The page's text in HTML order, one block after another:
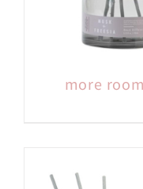
more